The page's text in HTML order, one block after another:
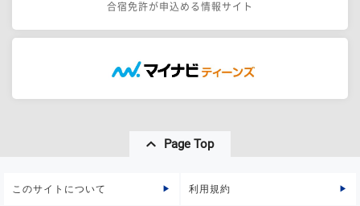
合宿免許が申込める情報サイト
Page Top
このサイトについて 利用規約